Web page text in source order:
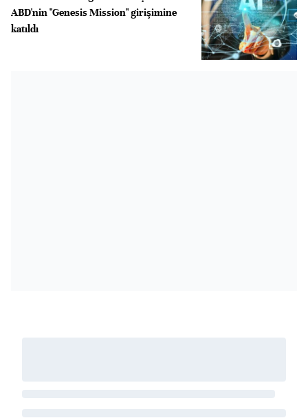
ABD'nin "Genesis Mission" girişimine
katıldı